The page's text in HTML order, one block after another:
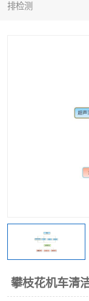
排检测
攀枝花机车清